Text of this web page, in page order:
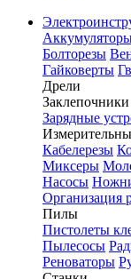
Болторезы
Гайковерты
Дрели
Заклепочники
Зарядные
Кабелерезы
Миксеры
Насосы
Организация
Пилы
Пистолеты
Пылесосы
Реноваторы